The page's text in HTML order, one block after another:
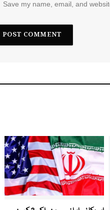
Save my name, email, and